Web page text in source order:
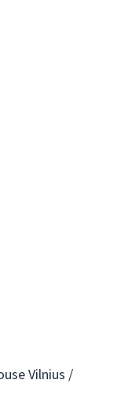
Vilnius /